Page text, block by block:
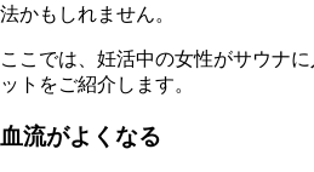
法かもしれません。
ここでは、妊活中の女性がサウナ
ットをご紹介します。
血流がよくなる